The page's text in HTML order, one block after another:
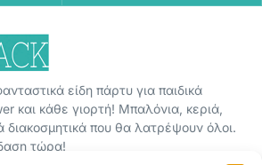
είδη πάρτυ για παιδικά
και κάθε γιορτή! Μπαλόνια, κεριά,
διακοσμητικά που θα λατρέψουν όλοι.
τώρα!